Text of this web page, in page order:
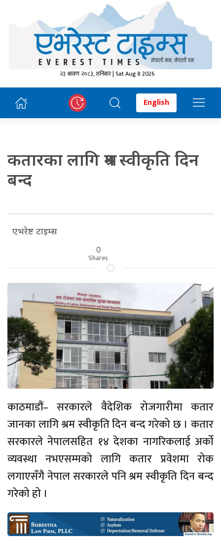
२३ श्रावण २०८३, शनिबार | Sat Aug 8 2026
English
कतारका लागि श्रम स्वीकृति दिन
बन्द
एभरेष्ट टाइम्स
0
Shares
काठमाडौं– सरकारले वैदेशिक रोजगारीमा कतार
जानका लागि श्रम स्वीकृति दिन बन्द गरेको छ । कतार
सरकारले नेपालसहित १४ देशका नागरिकलाई अर्को
व्यवस्था नभएसम्मको लागि कतार प्रवेशमा रोक
लगाएसँगै नेपाल सरकारले पनि श्रम स्वीकृति दिन बन्द
गरेको हो ।